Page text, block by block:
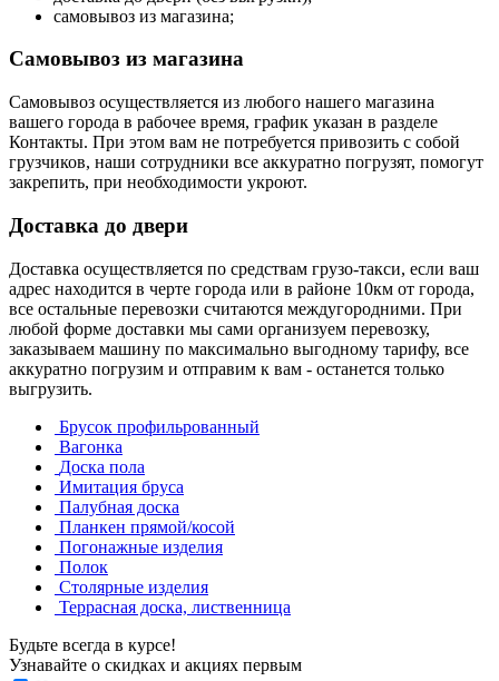
самовывоз из магазина;
Самовывоз из магазина
Самовывоз осуществляется из любого нашего магазина
вашего города в рабочее время, график указан в разделе
Контакты. При этом вам не потребуется привозить с собой
грузчиков, наши сотрудники все аккуратно погрузят, помогут
закрепить, при необходимости укроют.
Доставка до двери
Доставка осуществляется по средствам грузо-такси, если ваш
адрес находится в черте города или в районе 10км от города,
все остальные перевозки считаются междугородними. При
любой форме доставки мы сами организуем перевозку,
заказываем машину по максимально выгодному тарифу, все
аккуратно погрузим и отправим к вам - останется только
выгрузить.
Брусок профильрованный
Вагонка
Доска пола
Имитация бруса
Палубная доска
Планкен прямой/косой
Погонажные изделия
Полок
Столярные изделия
Террасная доска, лиственница
Будьте всегда в курсе!
Узнавайте о скидках и акциях первым